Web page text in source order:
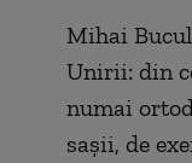
Mihai
Unirii: din
numai
saşii, de